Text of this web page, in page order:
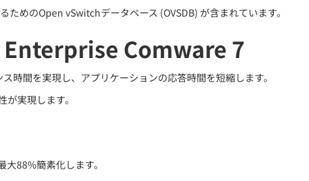
めのOpen vSwitchデータベース (OVSDB) が含まれています。
Enterprise Comware 7
間を実現し、アプリケーションの応答時間を短縮します。
実現します。
88%簡素化します。